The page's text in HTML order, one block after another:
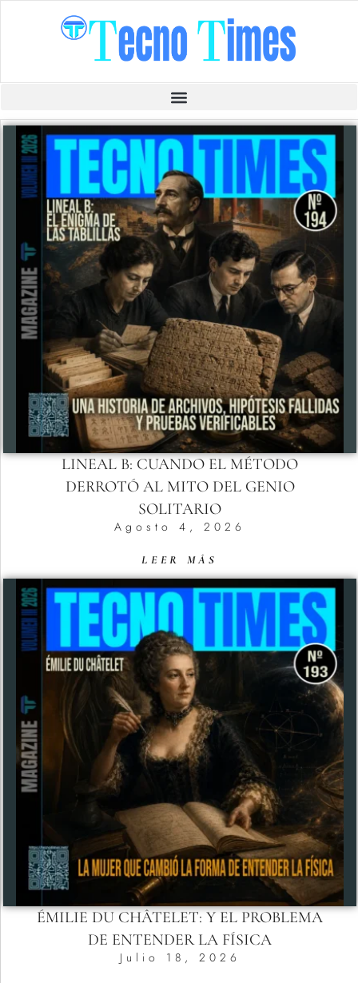
LINEAL B: CUANDO EL MÉTODO
DERROTÓ AL MITO DEL GENIO
SOLITARIO
Agosto 4, 2026
LEER MÁS
ÉMILIE DU CHÂTELET: Y EL PROBLEMA
DE ENTENDER LA FÍSICA
Julio 18, 2026